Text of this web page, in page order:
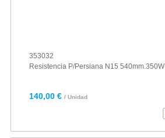
353032
Resistencia P/Persiana N15 540mm.350W
140,00 € / Unidad